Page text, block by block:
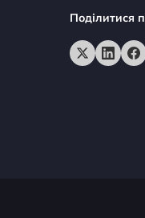
Поділитися